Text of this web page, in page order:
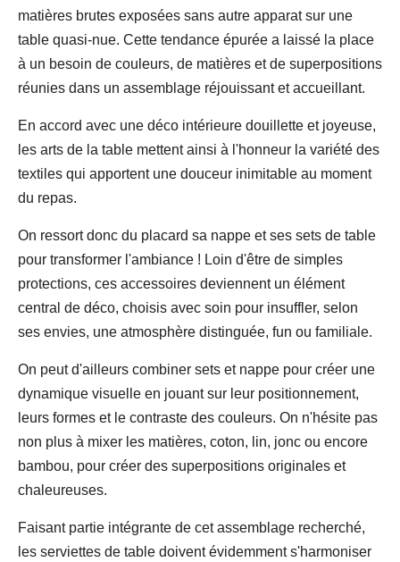
matières brutes exposées sans autre apparat sur une
table quasi-nue. Cette tendance épurée a laissé la place
à un besoin de couleurs, de matières et de superpositions
réunies dans un assemblage réjouissant et accueillant.
En accord avec une déco intérieure douillette et joyeuse,
les arts de la table mettent ainsi à l'honneur la variété des
textiles qui apportent une douceur inimitable au moment
du repas.
On ressort donc du placard sa nappe et ses sets de table
pour transformer l'ambiance ! Loin d'être de simples
protections, ces accessoires deviennent un élément
central de déco, choisis avec soin pour insuffler, selon
ses envies, une atmosphère distinguée, fun ou familiale.
On peut d'ailleurs combiner sets et nappe pour créer une
dynamique visuelle en jouant sur leur positionnement,
leurs formes et le contraste des couleurs. On n'hésite pas
non plus à mixer les matières, coton, lin, jonc ou encore
bambou, pour créer des superpositions originales et
chaleureuses.
Faisant partie intégrante de cet assemblage recherché,
les serviettes de table doivent évidemment s'harmoniser